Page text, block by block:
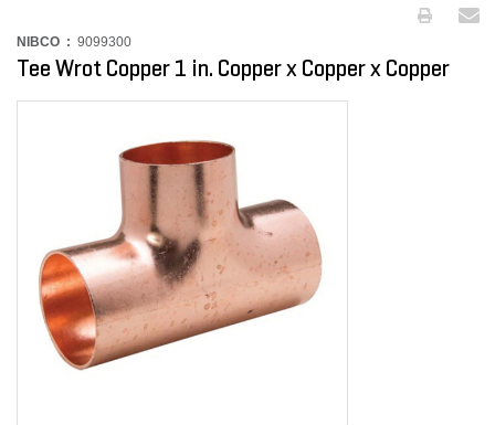
NIBCO : 9099300
Tee Wrot Copper 1 in. Copper x Copper x Copper